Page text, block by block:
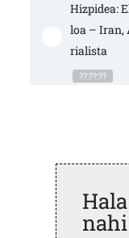
Hizpidea:
loa – Iran,
rialista
??:??:??